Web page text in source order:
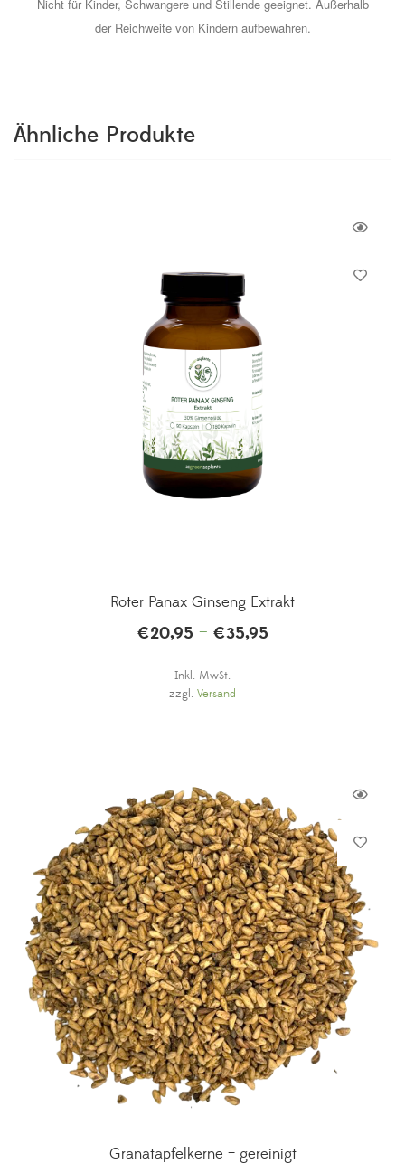
Nicht für Kinder, Schwangere und Stillende geeignet. Außerhalb
der Reichweite von Kindern aufbewahren.
Ähnliche Produkte
Roter Panax Ginseng Extrakt
€20,95 – €35,95
Inkl. MwSt.
zzgl. Versand
Granatapfelkerne – gereinigt